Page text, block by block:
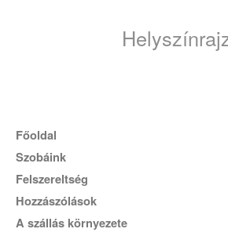
főoldal
Szobáink
Felszereltség
Hozzászólások
A szállás környezete